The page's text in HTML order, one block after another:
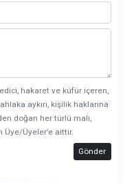
hakaret ve küfür içeren,
aykırı, kişilik haklarına
doğan her türlü mali,
Üyeler’e aittir.
Gönder